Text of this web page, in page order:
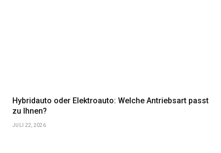
Hybridauto oder Elektroauto: Welche Antriebsart passt
zu Ihnen?
JULI 22, 2026